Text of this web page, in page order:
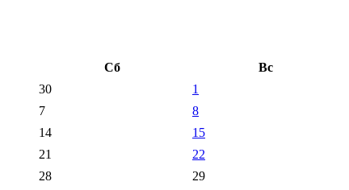
Сб
Вс
30
1
7
8
14
15
21
22
28
29